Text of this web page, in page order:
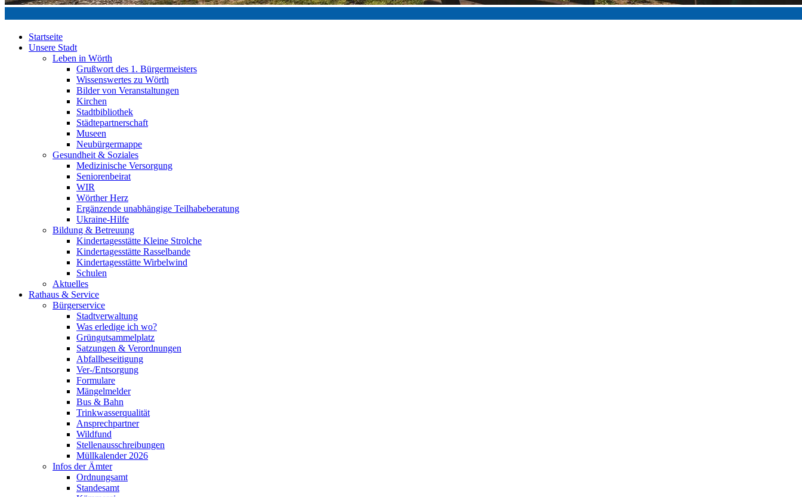
Startseite
Unsere Stadt
Leben in Wörth
Grußwort des 1. Bürgermeisters
Wissenswertes zu Wörth
Bilder von Veranstaltungen
Kirchen
Stadtbibliothek
Städtepartnerschaft
Museen
Neubürgermappe
Gesundheit & Soziales
Medizinische Versorgung
Seniorenbeirat
WIR
Wörther Herz
Ergänzende unabhängige Teilhabeberatung
Ukraine-Hilfe
Bildung & Betreuung
Kindertagesstätte Kleine Strolche
Kindertagesstätte Rasselbande
Kindertagesstätte Wirbelwind
Schulen
Aktuelles
Rathaus & Service
Bürgerservice
Stadtverwaltung
Was erledige ich wo?
Grüngutsammelplatz
Satzungen & Verordnungen
Abfallbeseitigung
Ver-/Entsorgung
Formulare
Mängelmelder
Bus & Bahn
Trinkwasserqualität
Ansprechpartner
Wildfund
Stellenausschreibungen
Müllkalender 2026
Infos der Ämter
Ordnungsamt
Standesamt